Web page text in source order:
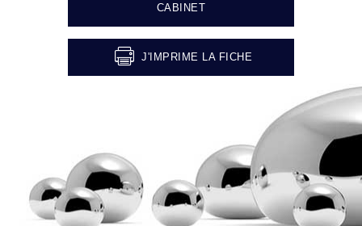
CABINET
J'IMPRIME LA FICHE